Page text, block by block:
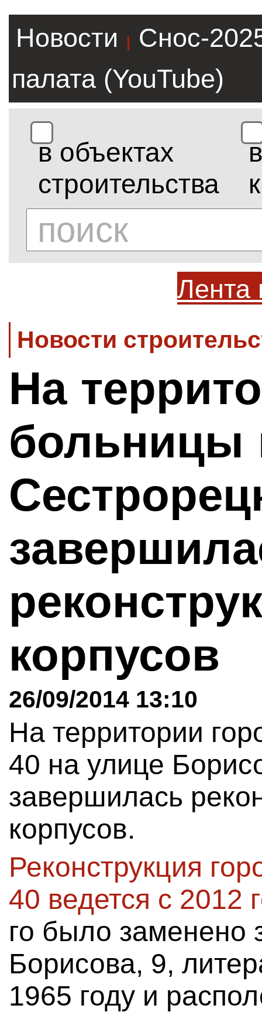
Новости |
Снос-
палата (YouTube)
в объектах
строительства
в
Лента
Новости
На
больницы
корпусов
26/09/2014 13:10
На территории
40 на улице
завершилась
корпусов.
Реконструкция
40 ведется с 2012
го было заменено
Борисова, 9,
1965 году и